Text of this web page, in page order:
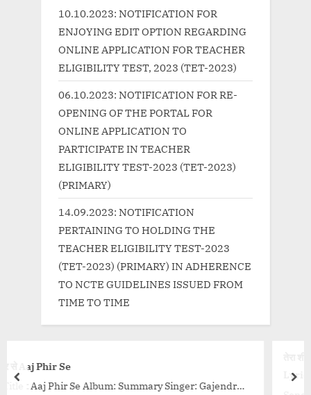
10.10.2023: NOTIFICATION FOR
ENJOYING EDIT OPTION REGARDING
ONLINE APPLICATION FOR TEACHER
ELIGIBILITY TEST, 2023 (TET-2023)
06.10.2023: NOTIFICATION FOR RE-
OPENING OF THE PORTAL FOR
ONLINE APPLICATION TO
PARTICIPATE IN TEACHER
ELIGIBILITY TEST-2023 (TET-2023)
(PRIMARY)
14.09.2023: NOTIFICATION
PERTAINING TO HOLDING THE
TEACHER ELIGIBILITY TEST-2023
(TET-2023) (PRIMARY) IN ADHERENCE
TO NCTE GUIDELINES ISSUED FROM
TIME TO TIME
Singer: Gajendra
prev